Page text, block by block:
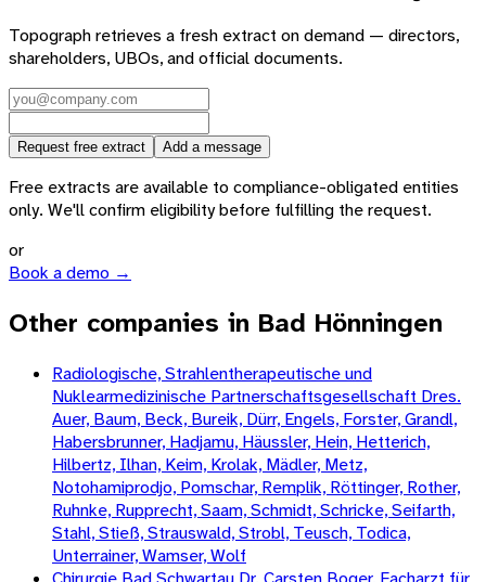
Topograph retrieves a fresh extract on demand — directors,
shareholders, UBOs, and official documents.
Request free extract Add a message
Free extracts are available to compliance-obligated entities
only. We'll confirm eligibility before fulfilling the request.
or
Book a demo →
Other companies in Bad Hönningen
Radiologische, Strahlentherapeutische und
Nuklearmedizinische Partnerschaftsgesellschaft Dres.
Auer, Baum, Beck, Bureik, Dürr, Engels, Forster, Grandl,
Habersbrunner, Hadjamu, Häussler, Hein, Hetterich,
Hilbertz, Ilhan, Keim, Krolak, Mädler, Metz,
Notohamiprodjo, Pomschar, Remplik, Röttinger, Rother,
Ruhnke, Rupprecht, Saam, Schmidt, Schricke, Seifarth,
Stahl, Stieß, Strauswald, Strobl, Teusch, Todica,
Unterrainer, Wamser, Wolf